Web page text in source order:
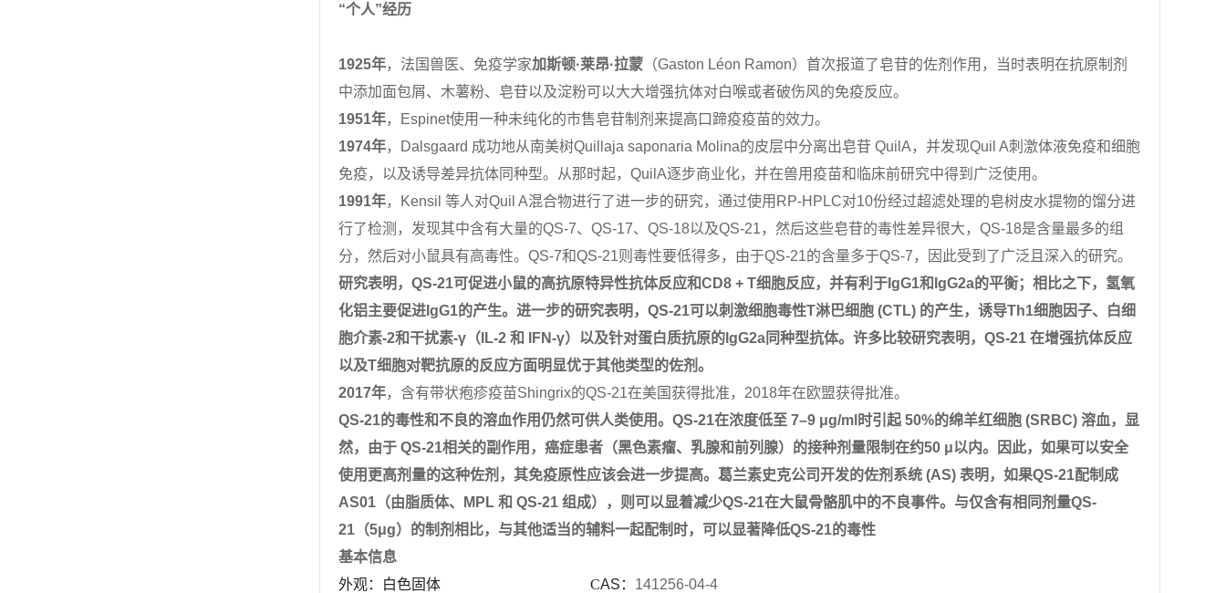
“个人”经历
1925年， 法国兽医、免疫学家加斯顿·莱昂·拉蒙 （Gaston Léon Ramon）首次报道了皂苷的佐剂作用，当时表明在抗原制剂
中添加面包屑、木薯粉、皂苷以及淀粉可以大大增强抗体对白喉或者破伤风的免疫反应。
1951年， Espinet使用一种未纯化的市售皂苷制剂来提高口蹄疫疫苗的效力。
1974年，Dalsgaard 成功地从南美树Quillaja saponaria Molina的皮层中分离出皂苷 QuilA ， 并发现Quil A刺激体液免疫和细胞
免疫，以及诱导差异抗体同种型。从那时起， QuilA逐步商业化，并在兽用疫苗和临床前研究中得到广泛使用。
1991年，Kensil 等人对Quil A混合物进行了进一步的研究，通过使用 RP-HPLC对10份经过超滤处理的皂树皮水提物的馏分进
行了检测，发现其中含有大量的QS-7、QS-17、 QS-18以及QS-21 ，然后这些皂苷的毒性差异很大， QS-18是含量最多的组
分，然后对小鼠具有高毒性。 QS-7和QS-21则毒性要低得多，由于QS-21的含量多于QS-7，因此受到了广泛且深入的研究。
研究表明， QS-21可促进小鼠的高抗原特异性抗体反应和CD8 + T细胞反应， 并有利于 IgG1和 IgG2a的平衡；相比之下，氢氧
化铝主要促进 IgG1的产生。进一步的研究表明， QS-21可以刺激细胞毒性T淋巴细胞 (CTL) 的产生，诱导Th1细胞因子、白细
胞介素-2和干扰素-γ （ IL-2 和 IFN-γ）以及针对蛋白质抗原的 IgG2a 同种型抗体。许多比较研究表明， QS-21 在增强抗体反应
以及T细胞对靶抗原的反应方面明显优于其他类型的佐剂。
2017年，含有带状疱疹疫苗Shingrix的QS-21在美国获得批准， 2018年在欧盟获得批准。
QS-21的毒性和不良的溶血作用仍然可供人类使用。 QS-21在浓度低至 7–9 μg/ml 时引起 50%的绵羊红细胞 (SRBC) 溶血，显
然， 由于 QS-21相关的副作用 ， 癌症患者（黑色素瘤、乳腺和前列腺） 的接种剂量限制在约50 μ以内。 因此，如果可以安全
使用更高剂量的这种佐剂，其免疫原性应该会进一步提高。葛兰素史克公司开发的佐剂系统 (AS) 表明，如果QS-21配制 成
AS01 （由脂质体、 MPL 和 QS-21 组成），则可以显着减少QS-21在大鼠骨骼肌中的不良事件。与仅含有相同剂量QS-
21 （5μg） 的制剂相比，与其他适当的辅料一起配制时，可以显著降低QS-21的毒性
基本信息
外观：白色固体
CAS ： 141256-04-4